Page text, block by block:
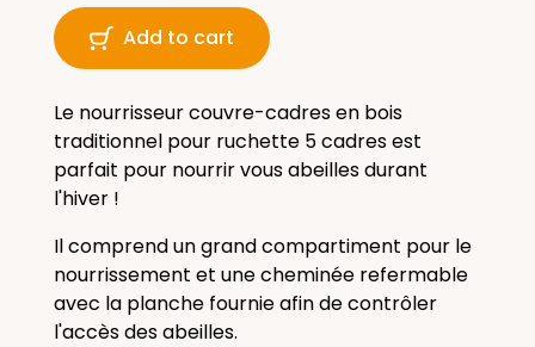
Add to cart
Le nourrisseur couvre-cadres en bois
traditionnel pour ruchette 5 cadres est
parfait pour nourrir vous abeilles durant
l'hiver !
Il comprend un grand compartiment pour le
nourrissement et une cheminée refermable
avec la planche fournie afin de contrôler
l'accès des abeilles.